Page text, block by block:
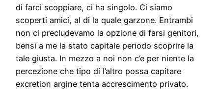
di farci scoppiare, ci ha singolo. Ci siamo
scoperti amici, al di la quale garzone. Entrambi
non ci precludevamo la opzione di farsi genitori,
bensi a me la stato capitale periodo scoprire la
tale giusta. In mezzo a noi non c’e per niente la
percezione che tipo di l’altro possa capitare
excretion argine tenta accrescimento privato.